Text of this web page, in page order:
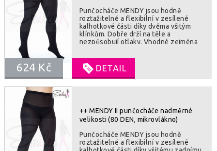
Punčocháče MENDY jsou hodně
roztažitelné a flexibilní v zesílené
kalhotkové části díky dvěma všitým
klínkům. Dobře drží na těle a
nezpůsobují otlaky. Vhodné zejména
před chladem. SLOZENI : 95% polyamid,
5% elastan
624 Kč DETAIL
++ MENDY II punčocháče nadměrné
velikosti (80 DEN, mikrovlákno)
Punčocháče MENDY jsou hodně
roztažitelné a flexibilní v zesílené